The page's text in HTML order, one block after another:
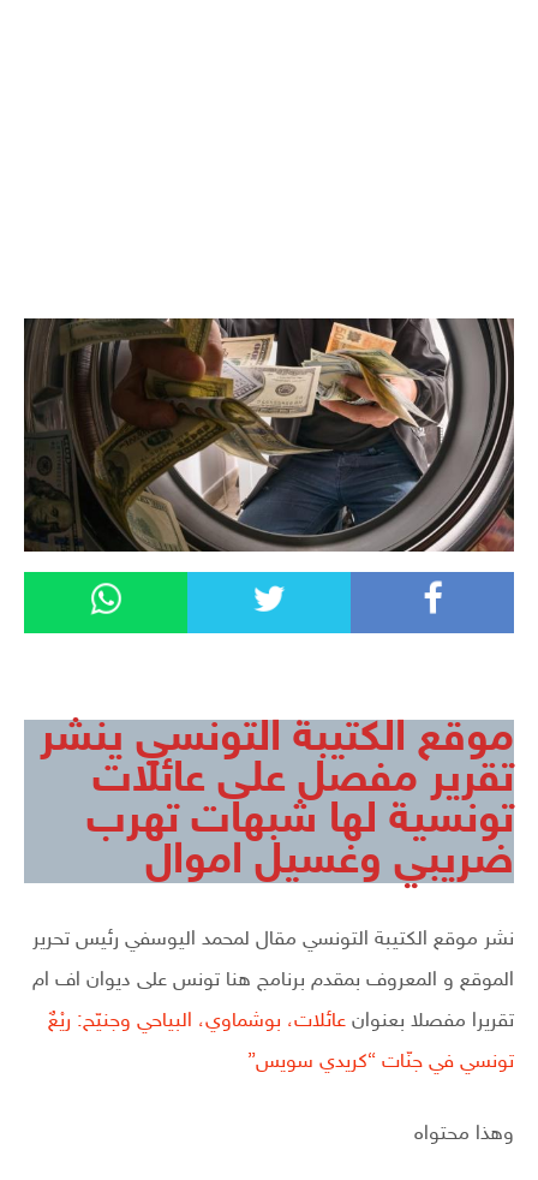
موقع الكتيبة التونسي ينشر
تقرير مفصل على عائلات
تونسية لها شبهات تهرب
ضريبي وغسيل اموال
نشر موقع الكتيبة التونسي مقال لمحمد اليوسفي رئيس تحرير
الموقع و المعروف بمقدم برنامج هنا تونس على ديوان اف ام
تقريرا مفصلا بعنوان عائلات، بوشماوي، البياحي وجنيّح: ريْعٌ
تونسي في جنّات “كريدي سويس”
وهذا محتواه